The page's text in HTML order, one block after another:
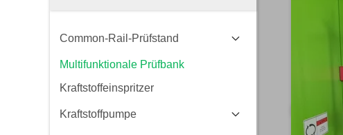
Common-Rail-Prüfstand
Multifunktionale Prüfbank
Kraftstoffeinspritzer
Kraftstoffpumpe